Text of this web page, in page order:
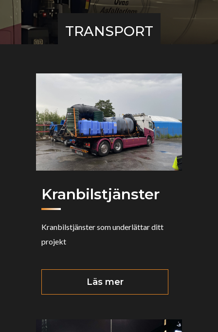
TRANSPORT
Kranbilstjänster
Kranbilstjänster som underlättar ditt
projekt
Läs mer